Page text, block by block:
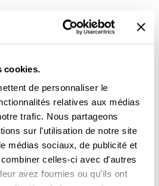
cookies.
de personnaliser le
relatives aux médias
trafic. Nous partageons
sur l'utilisation de notre site
médias sociaux, de publicité et
celles-ci avec d'autres
avez fournies ou qu'ils ont
de Jésus. Il écarte
de Dieu est celui de
bout.
dans sa voie